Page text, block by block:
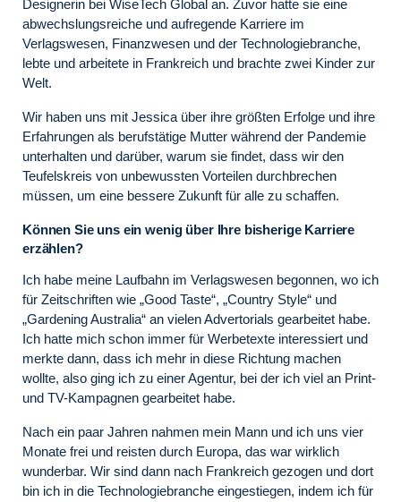
Designerin bei WiseTech Global an. Zuvor hatte sie eine
abwechslungsreiche und aufregende Karriere im
Verlagswesen, Finanzwesen und der Technologiebranche,
lebte und arbeitete in Frankreich und brachte zwei Kinder zur
Welt.
Wir haben uns mit Jessica über ihre größten Erfolge und ihre
Erfahrungen als berufstätige Mutter während der Pandemie
unterhalten und darüber, warum sie findet, dass wir den
Teufelskreis von unbewussten Vorteilen durchbrechen
müssen, um eine bessere Zukunft für alle zu schaffen.
Können Sie uns ein wenig über Ihre bisherige Karriere
erzählen?
Ich habe meine Laufbahn im Verlagswesen begonnen, wo ich
für Zeitschriften wie „Good Taste“, „Country Style“ und
„Gardening Australia“ an vielen Advertorials gearbeitet habe.
Ich hatte mich schon immer für Werbetexte interessiert und
merkte dann, dass ich mehr in diese Richtung machen
wollte, also ging ich zu einer Agentur, bei der ich viel an Print-
und TV-Kampagnen gearbeitet habe.
Nach ein paar Jahren nahmen mein Mann und ich uns vier
Monate frei und reisten durch Europa, das war wirklich
wunderbar. Wir sind dann nach Frankreich gezogen und dort
bin ich in die Technologiebranche eingestiegen, indem ich für